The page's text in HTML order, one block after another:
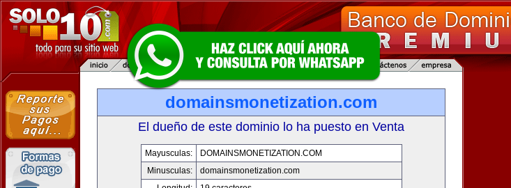
domainsmonetization.com
El dueño de este dominio lo ha puesto en Venta
Mayusculas:
DOMAINSMONETIZATION.COM
Minusculas:
domainsmonetization.com